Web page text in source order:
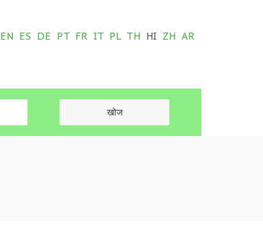
EN ES DE PT FR IT PL TH HI ZH AR